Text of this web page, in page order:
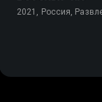
2021, Россия,